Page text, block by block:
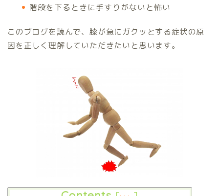
階段を下るときに手すりがないと怖い
このブログを読んで、膝が急にガクッとする症状の原
因を正しく理解していただきたいと思います。